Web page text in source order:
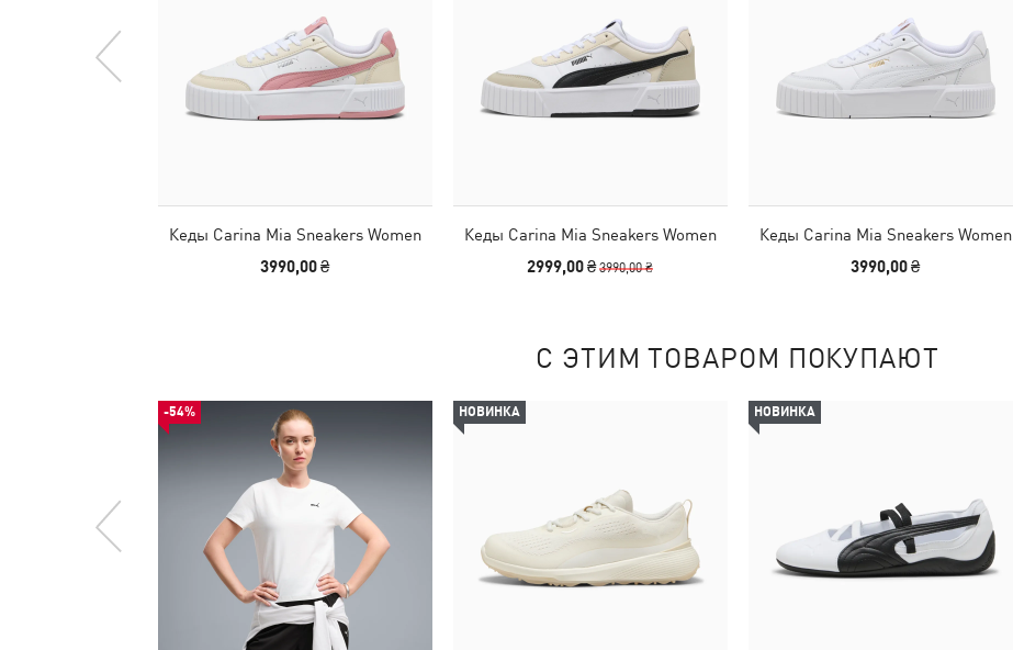
Кеды Carina Mia Sneakers Women
3990,00 ₴
Кеды Carina Mia Sneakers Women
2999,00 ₴3990,00 ₴
Кеды Carina Mia Sneakers Women
3990,00 ₴
С ЭТИМ ТОВАРОМ ПОКУПАЮТ
-54% НОВИНКА НОВИНКА